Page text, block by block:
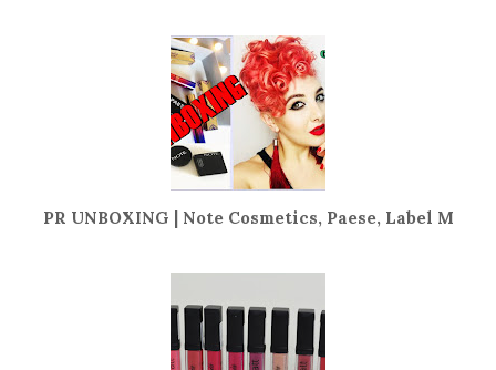
PR UNBOXING | Note Cosmetics, Paese, Label M